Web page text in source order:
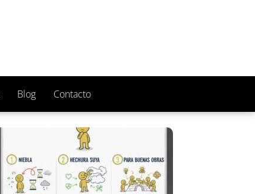
Blog Contacto